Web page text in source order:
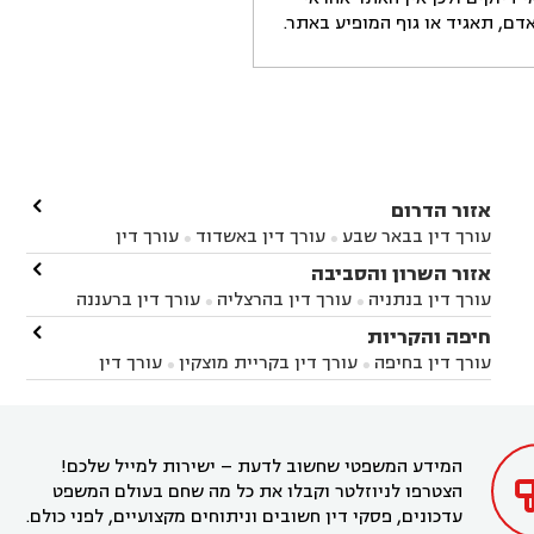
תאגיד או גוף המופיע באתר.
אזור הדרום
עורך דין בבאר שבע  עורך דין באשדוד 
עורך דין
באשקלון
עורך דין בבאר טוביה עורך דין בגן יבנה
עורך דין בניר הבנים עורך דין בערד
זיקים
עורך דין בנתיבות עורך דין בקרית מלאכי

אזור השרון והסביבה
עורך דין בנתניה  עורך דין בהרצליה  עורך דין ברעננה
עורך דין בחדרה עורך דין בכפר סבא
עורך דין בהוד
השרון
עורך דין באבן יהודה
עורך דין בחריש עורך דין בקיסריה עורך דין בקדימה

חיפה והקריות
עורך דין בחיפה  עורך דין בקריית מוצקין 
עורך דין
בקרית מוצקין
עורך דין בקריית אתא
עורך דין

המידע המשפטי שחשוב לדעת – ישירות למייל שלכם!
הצטרפו לניוזלטר וקבלו את כל מה שחם בעולם המשפט
עדכונים, פסקי דין חשובים וניתוחים מקצועיים, לפני כולם.